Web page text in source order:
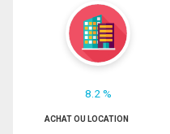
8.2 %
ACHAT OU LOCATION